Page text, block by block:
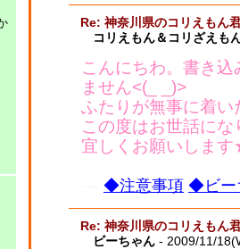
Re: 神奈川県のコリえもん
コリえもん＆コリざえも
こんにちわ。書き
ません<(_ _)>
ふたりが無事に着
この度はお世話にな
宜しくお願いしま
◆注意事項 ◆ビー
Re: 神奈川県のコリえもん
ビーちゃん - 2009/11/